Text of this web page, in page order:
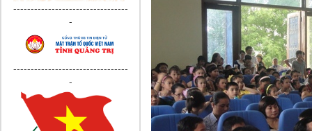
---------------------------------
-
---------------------------------
-